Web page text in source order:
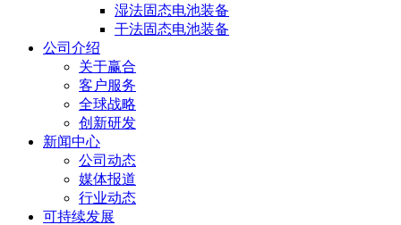
湿法固态电池装备
干法固态电池装备
公司介绍
关于赢合
客户服务
全球战略
创新研发
新闻中心
公司动态
媒体报道
行业动态
可持续发展